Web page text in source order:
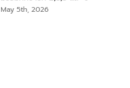
May 5th, 2026